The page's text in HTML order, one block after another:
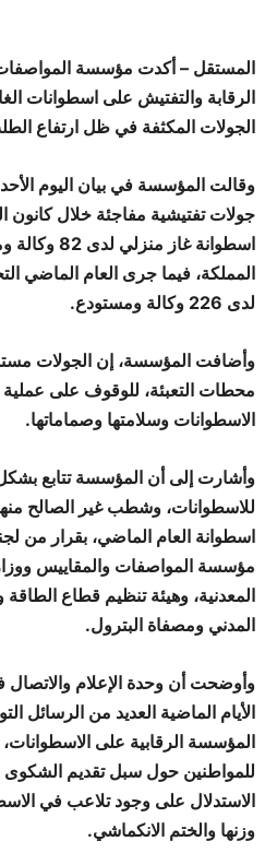
المستقل – أكدت مؤسسة المواصفات
الرقابة والتفتيش على اسطوانات
الجولات المكثفة في ظل ارتفاع
وقالت المؤسسة في بيان اليوم
اسطوانة غاز
لدى 226 وكالة ومستودع.
وأضافت المؤسسة، إن الجولات
محطات التعبئة، للوقوف على عملية
الاسطوانات وسلامتها وصماماتها.
وأشارت إلى أن المؤسسة تتابع بشكل
اسطوانة العام الماضي، بقرار من
مؤسسة المواصفات والمقاييس
المعدنية، وهيئة تنظيم قطاع الطاقة
المدني ومصفاة البترول.
وأوضحت أن وحدة الإعلام
الأيام الماضية العديد من الرسائل
المؤسسة الرقابية على
للمواطنين حول سبل تقديم الشكوى
الاستدلال على وجود تلاعب في
وزنها والختم الانكماشي.